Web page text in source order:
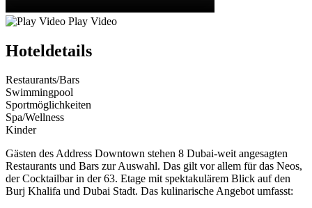
Play Video
Hoteldetails
Restaurants/Bars
Swimmingpool
Sportmöglichkeiten
Spa/Wellness
Kinder
Gästen des Address Downtown stehen 8 Dubai-weit angesagten
Restaurants und Bars zur Auswahl. Das gilt vor allem für das Neos,
der Cocktailbar in der 63. Etage mit spektakulärem Blick auf den
Burj Khalifa und Dubai Stadt. Das kulinarische Angebot umfasst: